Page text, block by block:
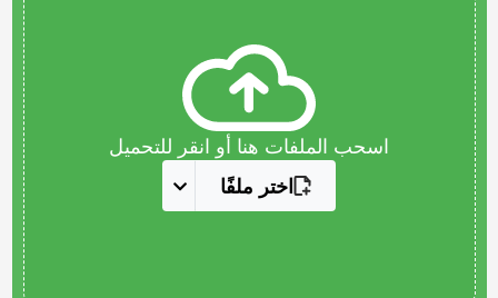
اسحب الملفات هنا أو انقر للتحميل
اختر ملفًا